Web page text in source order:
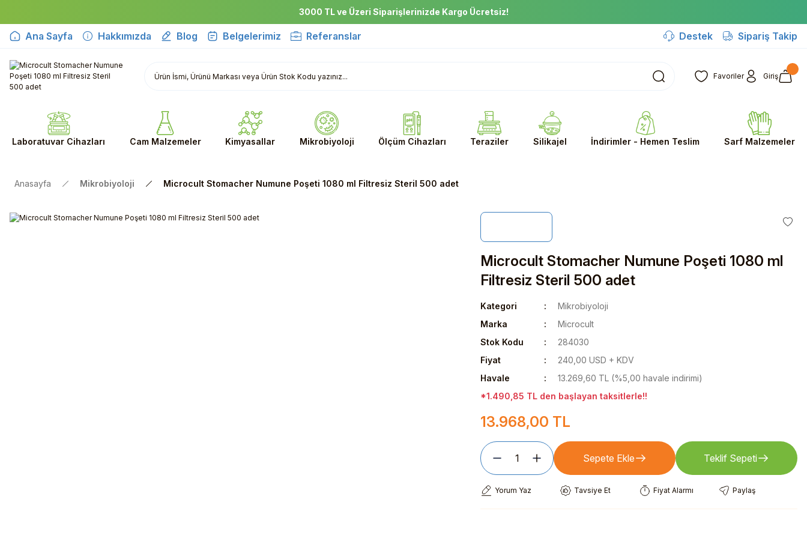
3000 TL ve Üzeri Siparişlerinizde Kargo Ücretsiz!
Ana Sayfa Hakkımızda Blog Belgelerimiz Referanslar Destek Sipariş Takip
Favoriler Giriş
Laboratuvar Cihazları Cam Malzemeler Kimyasallar Mikrobiyoloji Ölçüm Cihazları Teraziler Silikajel İndirimler - Hemen Teslim Sarf Malzemeler
Anasayfa Mikrobiyoloji Microcult Stomacher Numune Poşeti 1080 ml Filtresiz Steril 500 adet
Microcult Stomacher Numune Poşeti 1080 ml
Filtresiz Steril 500 adet
Kategori
Mikrobiyoloji
Marka
Microcult
Stok Kodu
284030
Fiyat
240,00 USD + KDV
Havale
13.269,60 TL (%5,00 havale indirimi)
*1.490,85 TL den başlayan taksitlerle!!
13.968,00 TL
Sepete Ekle Teklif Sepeti
Yorum Yaz Tavsiye Et Fiyat Alarmı Paylaş